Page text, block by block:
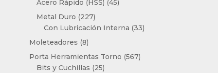
productos
Acero Rápido (HSS) 4545
Metal Duro 227227
productos
Con Lubricación Interna 3333
Moleteadores 88
productos
Porta Herramientas Torno 567567
Bits y Cuchillas 2525